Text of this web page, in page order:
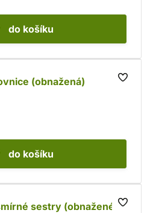
do košíku
(obnažená)
do košíku
sestry (obnažené)